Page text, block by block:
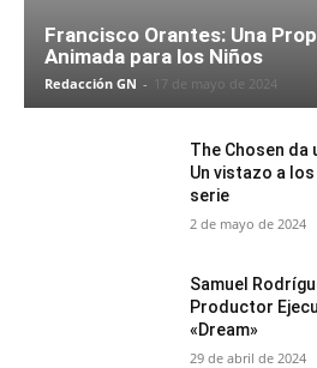
Francisco Orantes: Una
Animada para los Niños
Redacción GN - 17 de mayo de 2024
The Chosen da
Un vistazo a
serie
2 de mayo de 2024
Samuel
Productor
«Dream»
29 de abril de 2024